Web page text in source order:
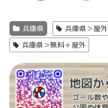
兵庫県 兵庫県＞屋外
兵庫県＞無料＋屋外